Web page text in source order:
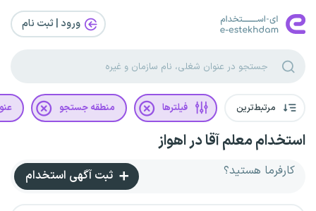
ورود | ثبت‌ نام
مرتبط‌ترین فیلترها منطقه جستجو
استخدام معلم آقا در اهواز
کارفرما هستید؟ ثبت آگهی استخدام